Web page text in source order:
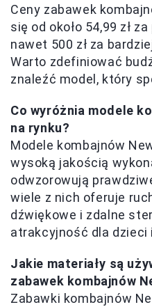
Ceny zabawek
się od około 54,99 zł
nawet 500 zł za
Warto zdefiniować
znaleźć model, który
Co wyróżnia modele
na rynku?
Modele kombajnów
wysoką jakością
odwzorowują
wiele z nich oferuje
dźwiękowe i zdalne
atrakcyjność dla dzieci
Jakie materiały są
zabawek kombajnów
Zabawki kombajnów